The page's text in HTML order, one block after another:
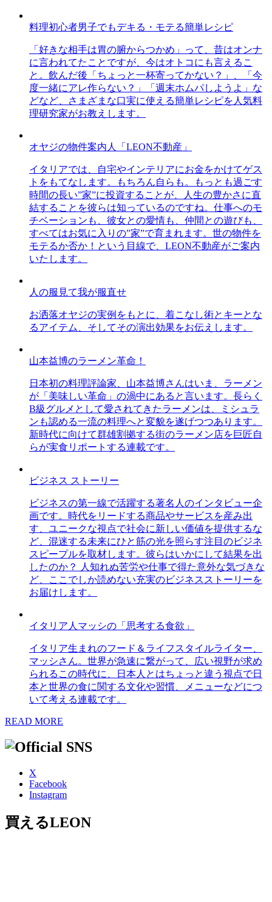
料理初心者男子でもデキる・モテる簡単レシピ
「好きな相手は胃の腑からつかめ」って、昔はオンナ
に言われてたことですが、今はオトコにも言えるこ
と。飲んだ後「ちょっと一杯寄ってかない？」、「今
度一緒にアレ作らない？」「週末ホムパしようよ」な
どなど、さまざまな口実に使える簡単レシピを人気料
理研究家がお教えします。
オヤジの物件案内人「LEON不動産」
イタリアでは、自宅やインテリアにお金をかけてゲス
トをもてなします。もちろん自らも。もっとも過ごす
時間の長い”家”に投資することが、人生の豊かさに直
結することを彼らは知っているのですね。仕事へのモ
チベーションも、彼女との愛情も、仲間との遊びも、
すべてはお気に入りの”家”で育まれます。世の物件を
モテるか否か！という目線で、LEON不動産がご案内
いたします。
人の服見て我が服直せ
お洒落オヤジの実例をもとに、着こなし術とキーとな
るアイテム、そしてその演出効果をお伝えします。
山本益博のラーメン革命！
日本初の料理評論家、山本益博さんはいま、ラーメン
が「美味しい革命」の渦中にあると言います。長らく
B級グルメとして愛されてきたラーメンは、ミシュラ
ンも認める一流の料理へと変貌を遂げつつあります。
新時代に向けて群雄割拠する街のラーメン店を巨匠自
らが実食リポートする連載です。
ビジネス ストーリー
ビジネスの第一線で活躍する著名人のインタビュー企
画です。時代をリードする商品やサービスを産み出
す、ユニークな視点で社会に新しい価値を提供するな
ど、混迷する未来にひと筋の光を照らす注目のビジネ
スピープルを取材します。彼らはいかにして結果を出
したのか？ 人知れぬ苦労や仕事で得た意外な気づきな
ど、ここでしか読めない充実のビジネスストーリーを
お届けします。
イタリア人マッシの「思考する食欲」
イタリア生まれのフード＆ライフスタイルライター、
マッシさん。世界が急速に繋がって、広い視野が求め
られるこの時代に、日本人とはちょっと違う視点で日
本と世界の食に関する文化や習慣、メニューなどにつ
いて考える連載です。
READ MORE
X
Facebook
Instagram
買えるLEON